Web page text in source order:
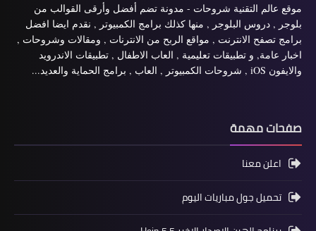
موقع عالم التقنية شروحات - مدونة تضم أفضل وأرقى القوالب من
بلوجر , دروس البلوجر , منها كذلك برامج الكمبيوتر , نقدم ايضا افضل
برامج تصفح الانترنت , مواقع الربح من الانترنات , ومقالات وشروحات ,
اخبار عامة, و تطبيقات تعليمية , العاب الاطفال , تطبيقات الاندرويد
والايفون iOS , شروحات الكمبيوتر , العاب , برامج الحماية والعديد...
صفحات مهمة
اعلن معنا
تحميل جول مباريات اليوم